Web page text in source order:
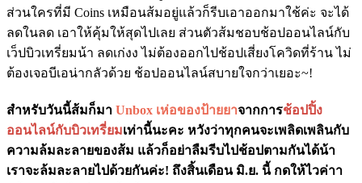
ส่วนใครที่มี Coins เหมือนส้มอยู่แล้วก็รีบเอาออกมาใช้ค่ะ จะได้
ลดในลด เอาให้คุ้มให้สุดไปเลย ส่วนตัวส้มชอบช้อปออนไลน์กับ
เว็ปบิวเทรี่ยมน้า ลดเก่งง ไม่ต้องออกไปช้อปเสี่ยงโควิดที่ร้าน ไม่
ต้องเจอบีเอน่ากลัวด้วย ช้อปออนไลน์สบายใจกว่าเยอะ~!
สำหรับวันนี้ส้มก็มา Unbox เห่อของป้ายยาจากการช้อปปิ้ง
ออนไลน์กับบิวเทรี่ยมเท่านี้นะคะ หวังว่าทุกคนจะเพลิดเพลินกับ
ความล้มละลายของส้ม แล้วก็อย่าลืมรีบไปช้อปตามกันได้น้า
เราจะล้มละลายไปด้วยกันค่ะ! ถึงสิ้นเดือน มิ.ย. นี้ กดให้ไวค่าา